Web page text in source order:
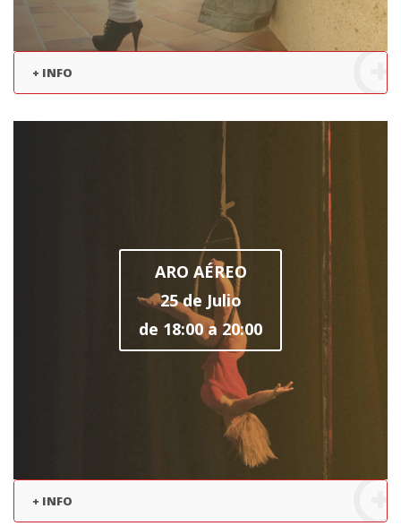
+ INFO
ARO AÉREO
25 de Julio
de 18:00 a 20:00
+ INFO